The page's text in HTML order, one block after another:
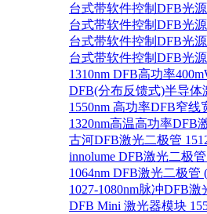
台式带软件控制DFB光源
台式带软件控制DFB光源
台式带软件控制DFB光源
台式带软件控制DFB光源
1310nm DFB高功率
DFB(分布反馈式)半导体
1550nm 高功率DFB窄线
1320nm高温高功率DFB
古河DFB激光二极管
innolume DFB激光二极管
1064nm DFB激光二极管
1027-1080nm脉冲DFB
DFB Mini 激光器模块